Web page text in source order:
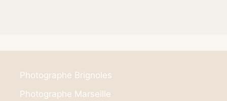
Photographe Brignoles
Photographe Marseille